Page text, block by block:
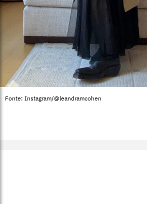
Fonte: Instagram/@leandramcohen